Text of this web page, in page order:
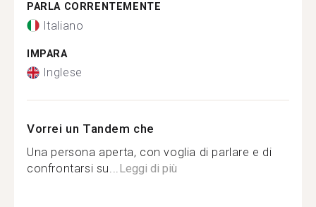
PARLA CORRENTEMENTE
Italiano
IMPARA
Inglese
Vorrei un Tandem che
Una persona aperta, con voglia di parlare e di
confrontarsi su...Leggi di più